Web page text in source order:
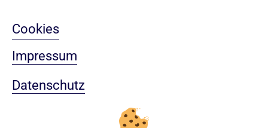
Cookies
Impressum
Datenschutz